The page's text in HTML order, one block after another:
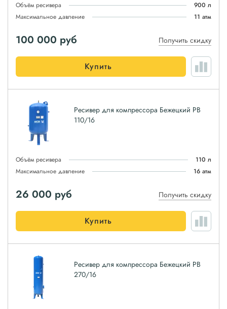
Объём ресивера
900 л
Максимальное давление
11 атм
100 000 руб Получить скидку
Купить
Ресивер для компрессора Бежецкий РВ
110/16
Объём ресивера
110 л
Максимальное давление
16 атм
26 000 руб Получить скидку
Купить
Ресивер для компрессора Бежецкий РВ
270/16